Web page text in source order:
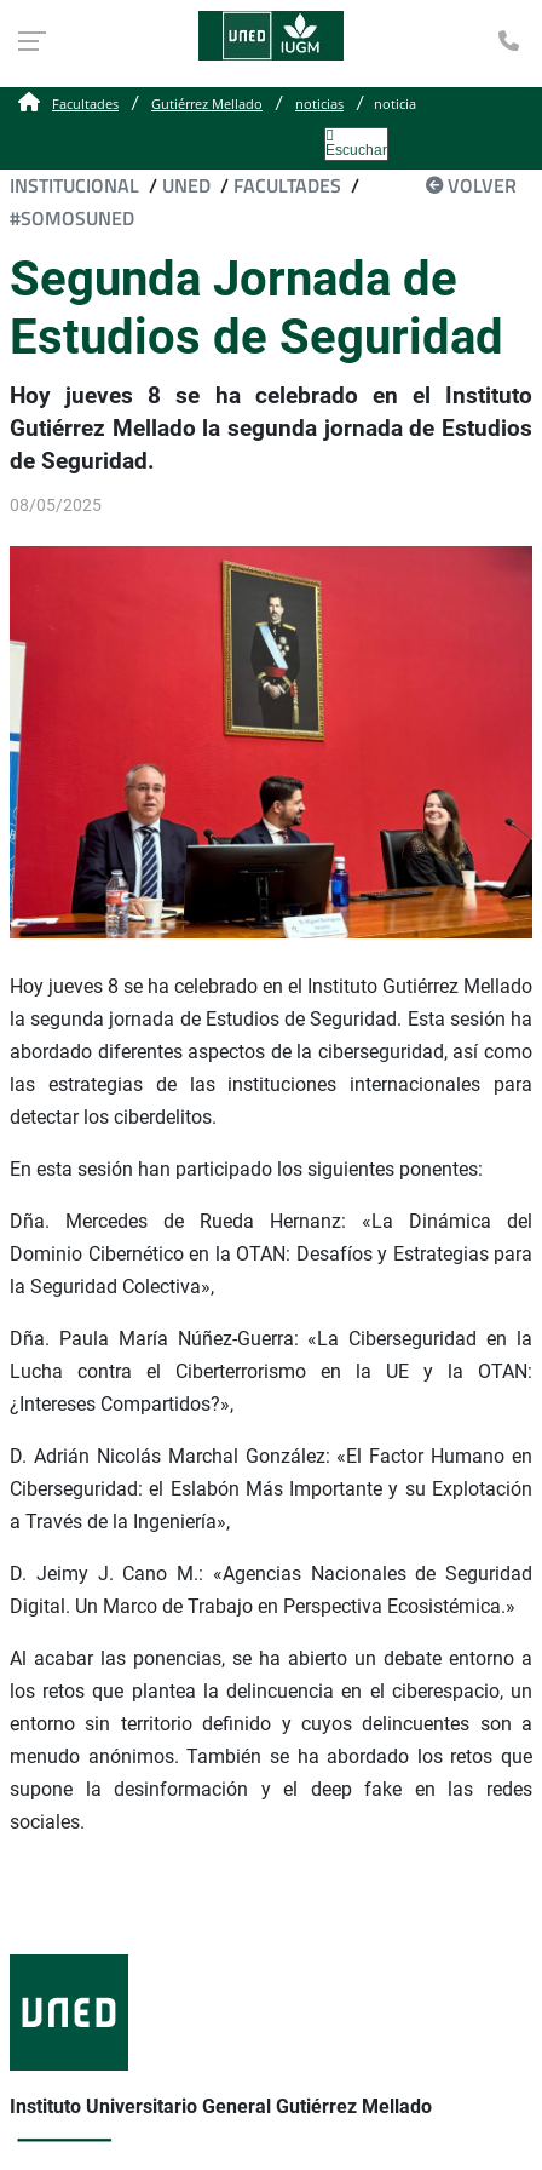
Facultades Gutiérrez Mellado noticias noticia
Escuchar
INSTITUCIONAL / UNED / FACULTADES /
#SOMOSUNED
VOLVER
Segunda Jornada de
Estudios de Seguridad
Hoy jueves 8 se ha celebrado en el Instituto
Gutiérrez Mellado la segunda jornada de Estudios
de Seguridad.
08/05/2025
Hoy jueves 8 se ha celebrado en el Instituto Gutiérrez Mellado
la segunda jornada de Estudios de Seguridad. Esta sesión ha
abordado diferentes aspectos de la ciberseguridad, así como
las estrategias de las instituciones internacionales para
detectar los ciberdelitos.
En esta sesión han participado los siguientes ponentes:
Dña. Mercedes de Rueda Hernanz: «La Dinámica del
Dominio Cibernético en la OTAN: Desafíos y Estrategias para
la Seguridad Colectiva»,
Dña. Paula María Núñez-Guerra: «La Ciberseguridad en la
Lucha contra el Ciberterrorismo en la UE y la OTAN:
¿Intereses Compartidos?»,
D. Adrián Nicolás Marchal González: «El Factor Humano en
Ciberseguridad: el Eslabón Más Importante y su Explotación
a Través de la Ingeniería»,
D. Jeimy J. Cano M.: «Agencias Nacionales de Seguridad
Digital. Un Marco de Trabajo en Perspectiva Ecosistémica.»
Al acabar las ponencias, se ha abierto un debate entorno a
los retos que plantea la delincuencia en el ciberespacio, un
entorno sin territorio definido y cuyos delincuentes son a
menudo anónimos. También se ha abordado los retos que
supone la desinformación y el deep fake en las redes
sociales.
Instituto Universitario General Gutiérrez Mellado